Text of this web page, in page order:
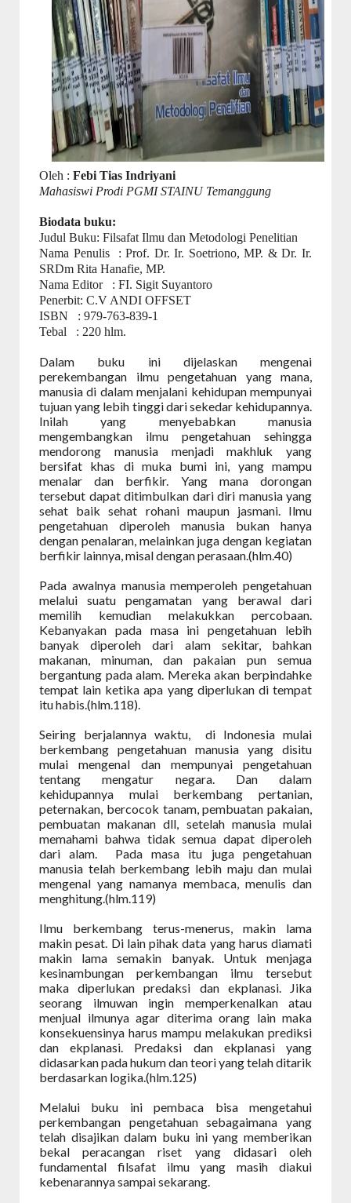
Oleh : Febi Tias Indriyani
Mahasiswi Prodi PGMI STAINU Temanggung
Biodata buku:
Judul Buku: Filsafat Ilmu dan Metodologi Penelitian
Nama Penulis
: Prof. Dr. Ir. Soetriono, MP. & Dr. Ir.
SRDm Rita Hanafie, MP.
Nama Editor
: FI. Sigit Suyantoro
Penerbit: C.V ANDI OFFSET
ISBN
: 979-763-839-1
Tebal
: 220 hlm.
Dalam buku ini dijelaskan mengenai
perekembangan ilmu pengetahuan yang mana,
manusia di dalam menjalani kehidupan mempunyai
tujuan yang lebih tinggi dari sekedar kehidupannya.
Inilah yang menyebabkan manusia
mengembangkan ilmu pengetahuan sehingga
mendorong manusia menjadi makhluk yang
bersifat khas di muka bumi ini, yang mampu
menalar dan berfikir. Yang mana dorongan
tersebut dapat ditimbulkan dari diri manusia yang
sehat baik sehat rohani maupun jasmani. Ilmu
pengetahuan diperoleh manusia bukan hanya
dengan penalaran, melainkan juga dengan kegiatan
berfikir lainnya, misal dengan perasaan.(hlm.40)
Pada awalnya manusia memperoleh pengetahuan
melalui suatu pengamatan yang berawal dari
memilih kemudian melakukkan percobaan.
Kebanyakan pada masa ini pengetahuan lebih
banyak diperoleh dari alam sekitar, bahkan
makanan, minuman, dan pakaian pun semua
bergantung pada alam. Mereka akan berpindahke
tempat lain ketika apa yang diperlukan di tempat
itu habis.(hlm.118).
Seiring berjalannya waktu,
di Indonesia mulai
berkembang pengetahuan manusia yang disitu
mulai mengenal dan mempunyai pengetahuan
tentang mengatur negara. Dan dalam
kehidupannya mulai berkembang pertanian,
peternakan, bercocok tanam, pembuatan pakaian,
pembuatan makanan dll, setelah manusia mulai
memahami bahwa tidak semua dapat diperoleh
dari alam.
Pada masa itu juga pengetahuan
manusia telah berkembang lebih maju dan mulai
mengenal yang namanya membaca, menulis dan
menghitung.(hlm.119)
Ilmu berkembang terus-menerus, makin lama
makin pesat. Di lain pihak data yang harus diamati
makin lama semakin banyak. Untuk menjaga
kesinambungan perkembangan ilmu tersebut
maka diperlukan predaksi dan ekplanasi. Jika
seorang ilmuwan ingin memperkenalkan atau
menjual ilmunya agar diterima orang lain maka
konsekuensinya harus mampu melakukan prediksi
dan ekplanasi. Predaksi dan ekplanasi yang
didasarkan pada hukum dan teori yang telah ditarik
berdasarkan logika.(hlm.125)
Melalui buku ini pembaca bisa mengetahui
perkembangan pengetahuan sebagaimana yang
telah disajikan dalam buku ini yang memberikan
bekal peracangan riset yang didasari oleh
fundamental filsafat ilmu yang masih diakui
kebenarannya sampai sekarang.